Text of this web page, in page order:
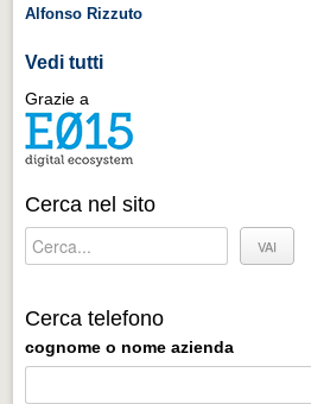
Cultura e turismo 4.0
PROGETTI
PROGETTI
Progetti Aperti
Progetti Realizzati
EVENTI
Alfonso Rizzuto
Vedi tutti
Grazie a
Cerca nel sito
Cerca telefono
cognome o nome azienda